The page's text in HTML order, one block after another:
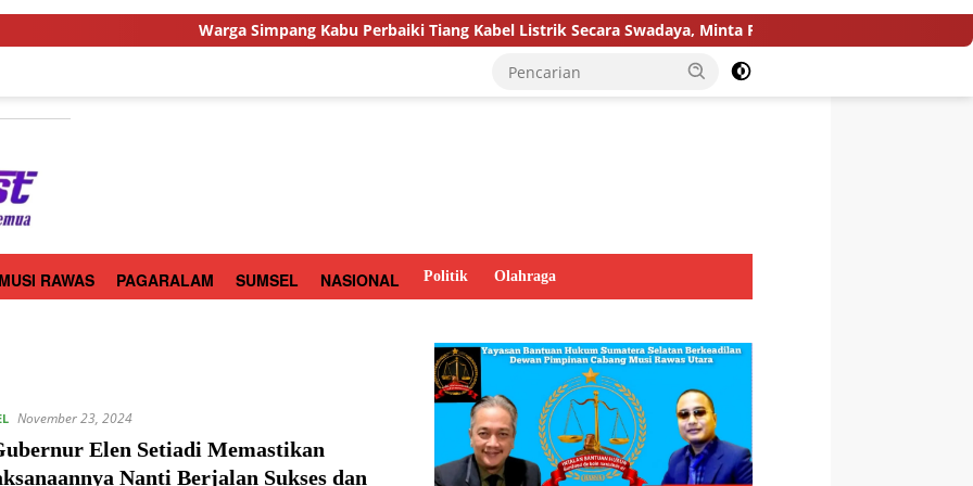
Warga Simpang Kabu Perbaiki Tiang Kabel Listrik Secara Swadaya, Minta PLN Segera Pasang Tiang Permanen
MUSI RAWAS PAGARALAM SUMSEL NASIONAL Politik Olahraga
November 23, 2024
Elen Setiadi Memastikan
Nanti Berjalan Sukses dan